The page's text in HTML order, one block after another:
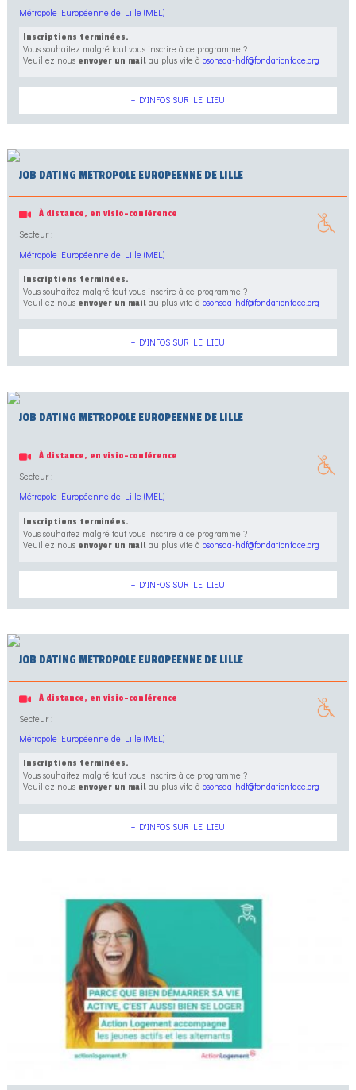
Métropole Européenne de Lille (MEL)
Inscriptions terminées.
Vous souhaitez malgré tout vous inscrire à ce programme ?
Veuillez nous envoyer un mailau plus vite à osonsaa-hdf@fondationface.org
+ D'INFOS SUR LE LIEU
JOB DATING METROPOLE EUROPEENNE DE LILLE
À distance, en visio-conférence
Secteur :
Métropole Européenne de Lille (MEL)
Inscriptions terminées.
Vous souhaitez malgré tout vous inscrire à ce programme ?
Veuillez nous envoyer un mailau plus vite à osonsaa-hdf@fondationface.org
+ D'INFOS SUR LE LIEU
JOB DATING METROPOLE EUROPEENNE DE LILLE
À distance, en visio-conférence
Secteur :
Métropole Européenne de Lille (MEL)
Inscriptions terminées.
Vous souhaitez malgré tout vous inscrire à ce programme ?
Veuillez nous envoyer un mailau plus vite à osonsaa-hdf@fondationface.org
+ D'INFOS SUR LE LIEU
JOB DATING METROPOLE EUROPEENNE DE LILLE
À distance, en visio-conférence
Secteur :
Métropole Européenne de Lille (MEL)
Inscriptions terminées.
Vous souhaitez malgré tout vous inscrire à ce programme ?
Veuillez nous envoyer un mailau plus vite à osonsaa-hdf@fondationface.org
+ D'INFOS SUR LE LIEU